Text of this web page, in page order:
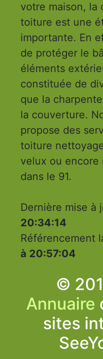
votre maison, la
toiture est une
importante. En
de protéger le
éléments
constituée de
que la
la couverture.
propose des
toiture
velux ou
dans le 91.
Dernière mise à
20:34:14
Référencement
à 20:57:04
©
Annuaire
sites